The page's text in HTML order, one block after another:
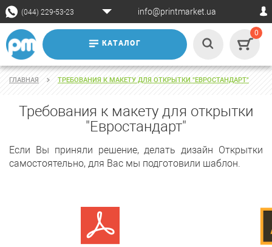
(044) 229-53-23 info@printmarket.ua
КАТАЛОГ
0
ГЛАВНАЯ ТРЕБОВАНИЯ К МАКЕТУ ДЛЯ ОТКРЫТКИ "ЕВРОСТАНДАРТ"
Требования к макету для открытки
"Евростандарт"
Если Вы приняли решение, делать дизайн Открытки
самостоятельно, для Вас мы подготовили шаблон.